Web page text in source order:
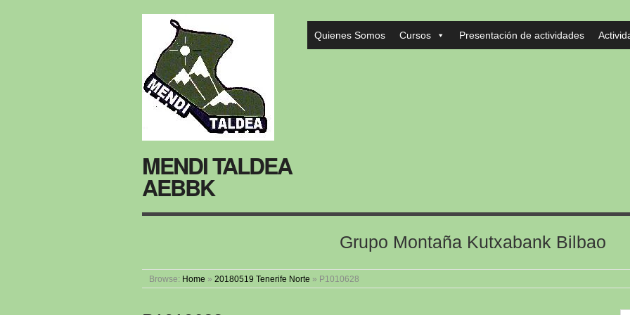
MENDI TALDEA
AEBBK
Quienes Somos Cursos Presentación de actividades
Grupo Montaña Kutxabank Bilbao
Browse: Home » 20180519 Tenerife Norte » P1010628